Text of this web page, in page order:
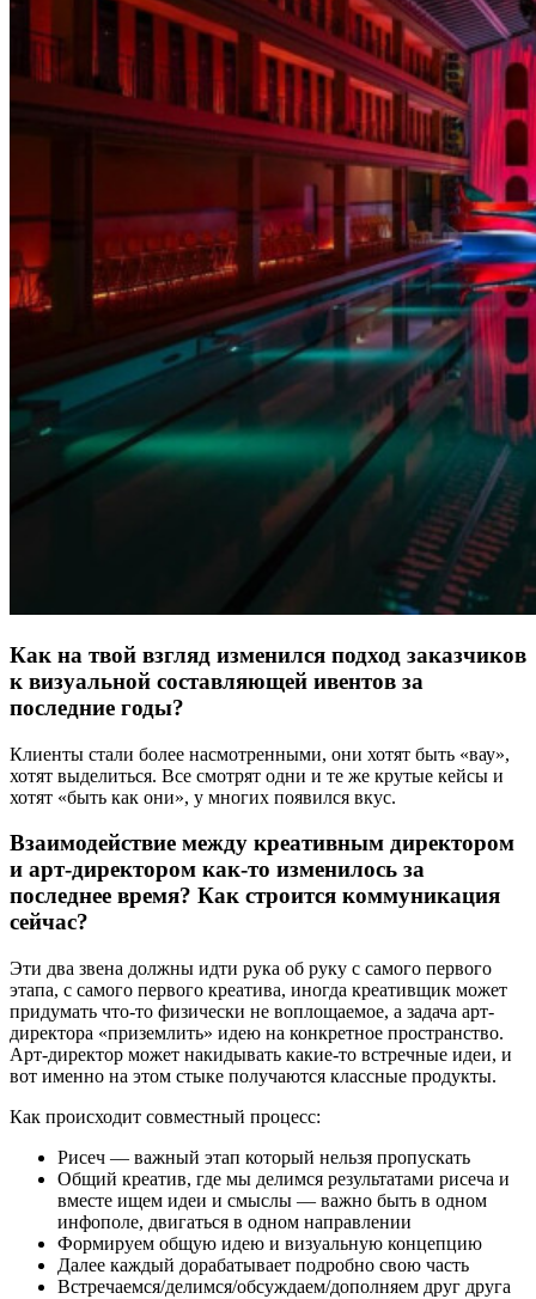
Как на твой взгляд изменился подход заказчиков
к визуальной составляющей ивентов за
последние годы?
Клиенты стали более насмотренными, они хотят быть «вау»,
хотят выделиться. Все смотрят одни и те же крутые кейсы и
хотят «быть как они», у многих появился вкус.
Взаимодействие между креативным директором
и арт-директором как-то изменилось за
последнее время? Как строится коммуникация
сейчас?
Эти два звена должны идти рука об руку с самого первого
этапа, с самого первого креатива, иногда креативщик может
придумать что-то физически не воплощаемое, а задача арт-
директора «приземлить» идею на конкретное пространство.
Арт-директор может накидывать какие-то встречные идеи, и
вот именно на этом стыке получаются классные продукты.
Как происходит совместный процесс:
Рисеч — важный этап который нельзя пропускать
Общий креатив, где мы делимся результатами рисеча и
вместе ищем идеи и смыслы — важно быть в одном
инфополе, двигаться в одном направлении
Формируем общую идею и визуальную концепцию
Далее каждый дорабатывает подробно свою часть
Встречаемся/делимся/обсуждаем/дополняем друг друга